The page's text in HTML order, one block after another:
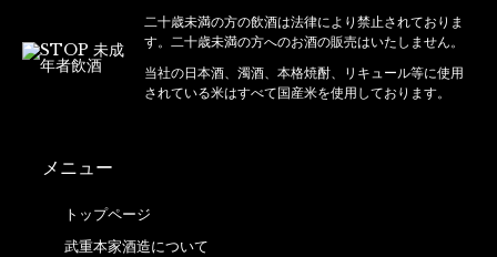
二十歳未満の方の飲酒は法律により禁止されておりま
す。二十歳未満の方へのお酒の販売はいたしません。
当社の日本酒、濁酒、本格焼酎、リキュール等に使用
されている米はすべて国産米を使用しております。
メニュー
トップページ
武重本家酒造について